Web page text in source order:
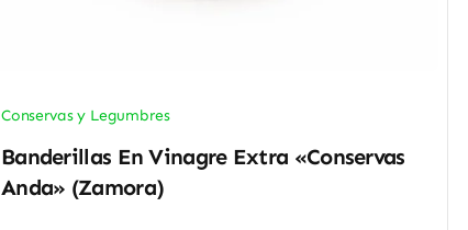
Conservas y Legumbres
Banderillas En Vinagre Extra «Conservas
Anda» (Zamora)